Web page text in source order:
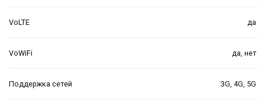
VoLTE да
VoWiFi да, нет
Поддержка сетей 3G, 4G, 5G